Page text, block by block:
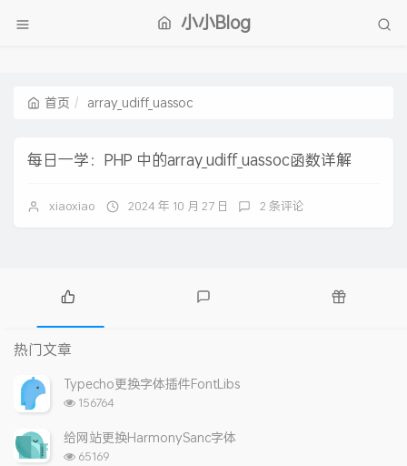
小小Blog
首页 array_udiff_uassoc
每日一学：PHP 中的array_udiff_uassoc函数详解
xiaoxiao 2024 年 10 月 27 日 2 条评论
热
门
文
章
论
热门文章
Typecho更换字体插件FontLibs
浏
次
数:
156764
给网站更换HarmonySanc字体
浏
65169